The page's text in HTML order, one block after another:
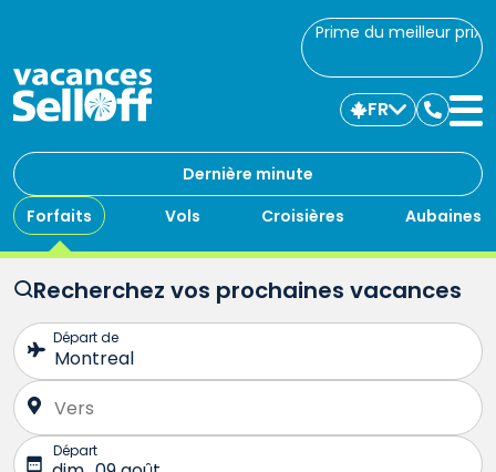
Prime du meilleur prix
Dernière minute
Forfaits
Vols Croisières Aubaines
FR
avec
Recherchez vos prochaines vacances